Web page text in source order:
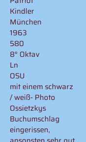
Kindler
München
1963
580
8° Oktav
Ln
OSU
mit einem schwarz
/ weiß- Photo
Ossietzkys
Buchumschlag
eingerissen,